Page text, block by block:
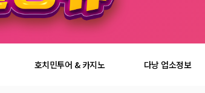
호치민투어 & 카지노 다낭 업소정보